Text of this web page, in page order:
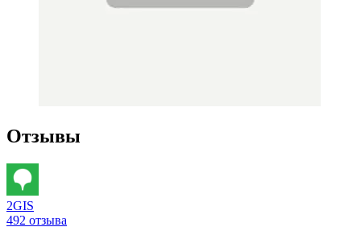
Отзывы
2GIS
492 отзыва